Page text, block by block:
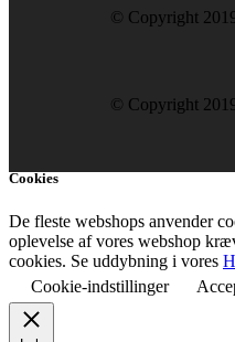
© Copyright
© Copyright
Cookies
De fleste webshops anvender
oplevelse af vores webshop
cookies. Se uddybning i vores
Cookie-indstillinger